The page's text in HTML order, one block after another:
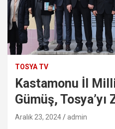
TOSYA TV
Kastamonu İl
Gümüş,
Aralık 23, 2024 admin